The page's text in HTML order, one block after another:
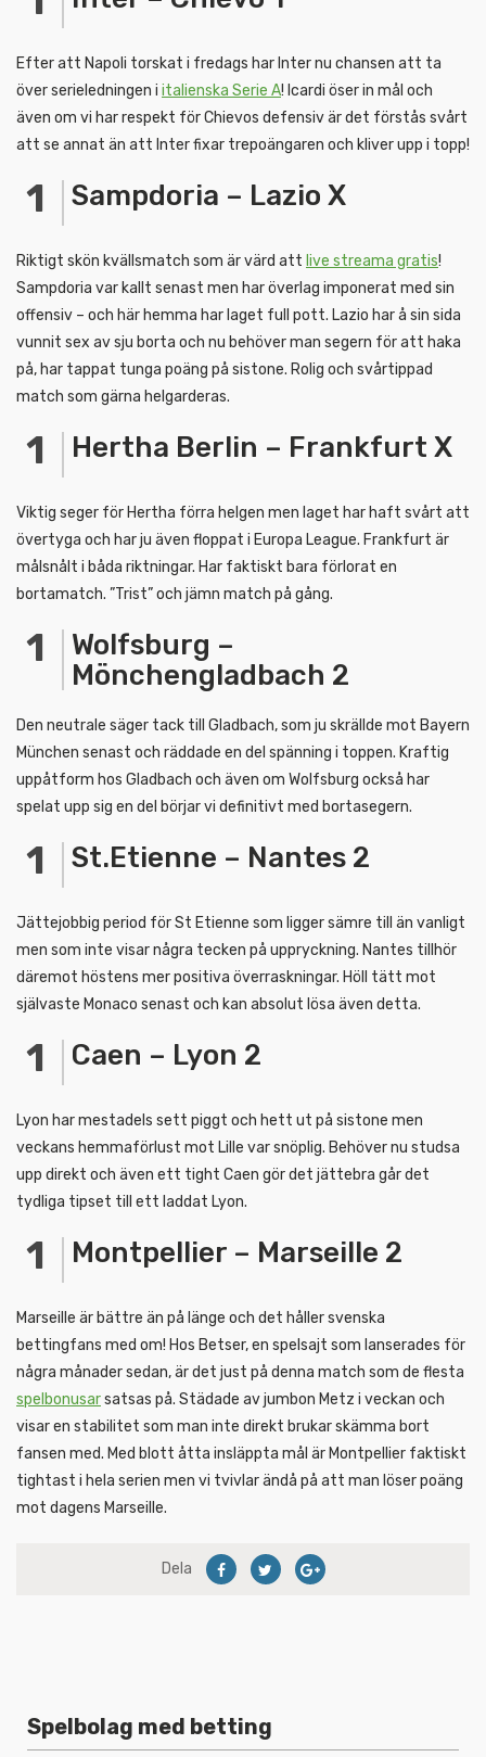
Efter att Napoli torskat i fredags har Inter nu chansen att ta
över serieledningen i italienska Serie A! Icardi öser in mål och
även om vi har respekt för Chievos defensiv är det förstås svårt
att se annat än att Inter fixar trepoängaren och kliver upp i topp!
Sampdoria – Lazio X
Riktigt skön kvällsmatch som är värd att live streama gratis!
Sampdoria var kallt senast men har överlag imponerat med sin
offensiv – och här hemma har laget full pott. Lazio har å sin sida
vunnit sex av sju borta och nu behöver man segern för att haka
på, har tappat tunga poäng på sistone. Rolig och svårtippad
match som gärna helgarderas.
Hertha Berlin – Frankfurt X
Viktig seger för Hertha förra helgen men laget har haft svårt att
övertyga och har ju även floppat i Europa League. Frankfurt är
målsnålt i båda riktningar. Har faktiskt bara förlorat en
bortamatch. ”Trist” och jämn match på gång.
Wolfsburg –
Mönchengladbach 2
Den neutrale säger tack till Gladbach, som ju skrällde mot Bayern
München senast och räddade en del spänning i toppen. Kraftig
uppåtform hos Gladbach och även om Wolfsburg också har
spelat upp sig en del börjar vi definitivt med bortasegern.
St.Etienne – Nantes 2
Jättejobbig period för St Etienne som ligger sämre till än vanligt
men som inte visar några tecken på uppryckning. Nantes tillhör
däremot höstens mer positiva överraskningar. Höll tätt mot
självaste Monaco senast och kan absolut lösa även detta.
Caen – Lyon 2
Lyon har mestadels sett piggt och hett ut på sistone men
veckans hemmaförlust mot Lille var snöplig. Behöver nu studsa
upp direkt och även ett tight Caen gör det jättebra går det
tydliga tipset till ett laddat Lyon.
Montpellier – Marseille 2
Marseille är bättre än på länge och det håller svenska
bettingfans med om! Hos Betser, en spelsajt som lanserades för
några månader sedan, är det just på denna match som de flesta
spelbonusarsatsas på. Städade av jumbon Metz i veckan och
visar en stabilitet som man inte direkt brukar skämma bort
fansen med. Med blott åtta insläppta mål är Montpellier faktiskt
tightast i hela serien men vi tvivlar ändå på att man löser poäng
mot dagens Marseille.
Dela
Spelbolag med betting